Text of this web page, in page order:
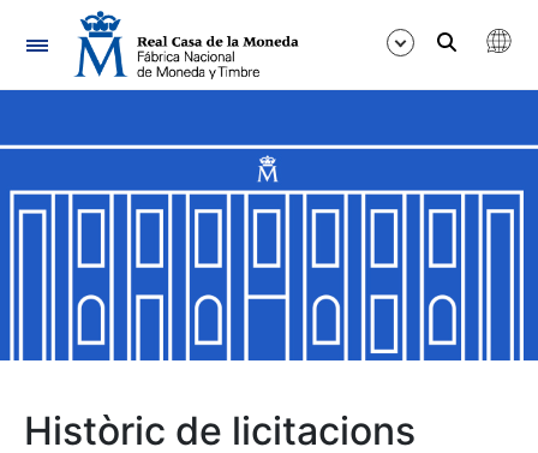
Navegació
Mostra/Amaga
Mostra/Amaga
Mostra/Amaga
Històric de licitacions